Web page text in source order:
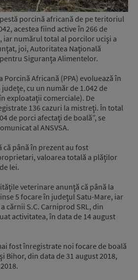
porcină africană de pe teritoriul
acestea fiind active în 266 de
iar numărul total al porcilor ucişi a
joi, Autoritatea Naţională
Siguranţa Alimentelor.
Porcină Africană (PPA) evoluează în
cu un număr de 1.042 de
exploataţii comerciale). De
136 cazuri la mistreţi. În total
de porci afectaţi de boală”, se
al ANSVSA.
până în prezent au fost
valoarea totală a plăţilor
lei.
veterinare anunţă că până la
5 focare în judeţul Satu-Mare, iar
cărnii S.C. Carniprod SRL, din
activitatea, în data de 14 august
fost înregistrate noi focare de boală
Bihor, din data de 31 august 2018,